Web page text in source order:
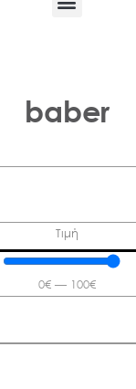
baber
Τιμή
0€— 100€